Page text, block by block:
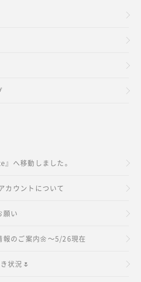
へ移動しました。
カウントについて
願い
報のご案内🌼～5/26現在
状況🌷